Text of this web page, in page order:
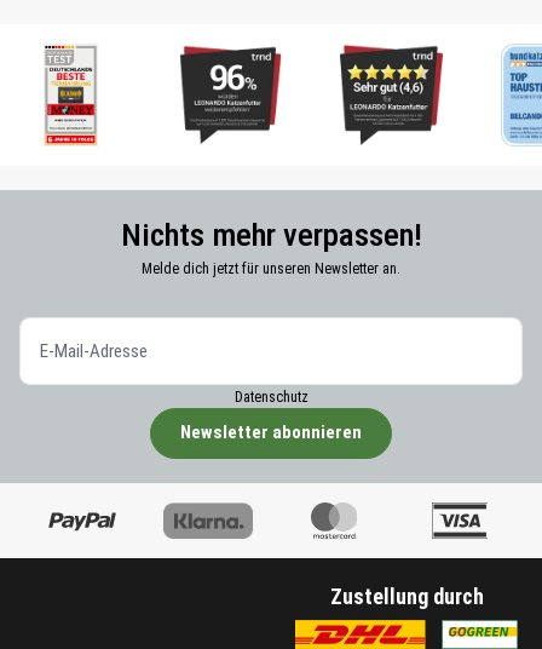
Nichts mehr verpassen!
Melde dich jetzt für unseren Newsletter an.
Datenschutz
Newsletter abonnieren
Zustellung durch